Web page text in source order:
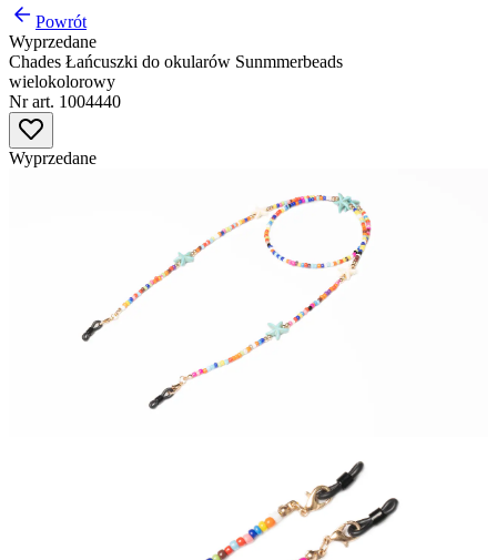
Powrót
Wyprzedane
Chades Łańcuszki do okularów Sunmmerbeads
wielokolorowy
Nr art. 1004440
Wyprzedane